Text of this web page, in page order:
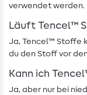
verwendet werden.
Läuft Tencel™
Ja, Tencel™ Stoffe
du den Stoff vor
Kann ich
Ja, aber nur bei